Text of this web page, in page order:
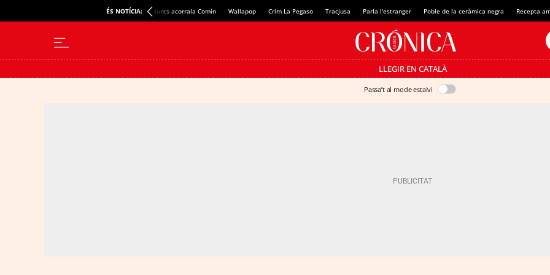
ÉS NOTÍCIA: Junts acorrala Comín Wallapop Crim La Pegaso Tracjusa Parla l'estranger Poble de la ceràmica negra Recepta
LLEGIR EN CATALÀ
Passa’t al mode estalvi